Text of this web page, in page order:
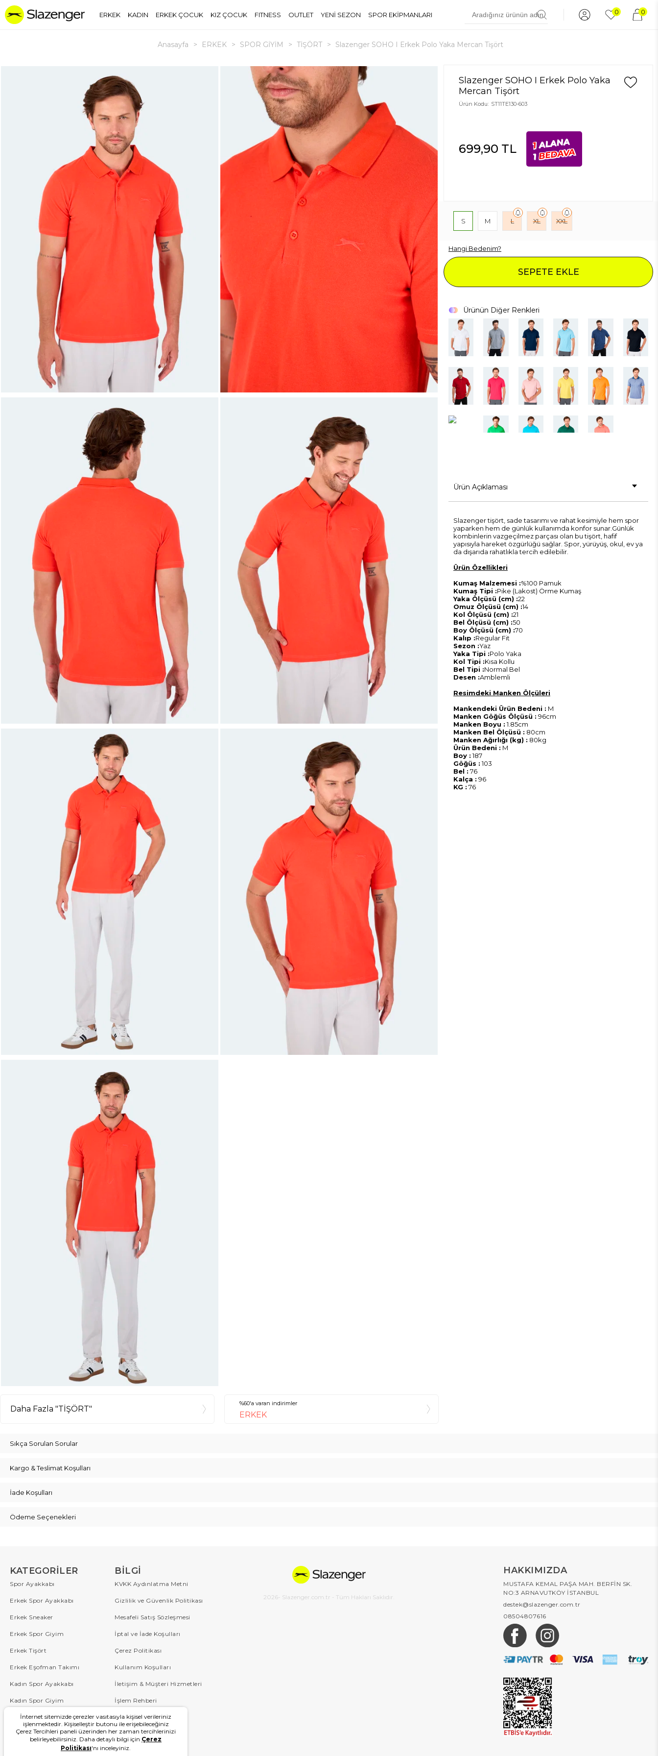
ERKEK KADIN ERKEK ÇOCUK KIZ ÇOCUK FITNESS OUTLET YENİ SEZON SPOR EKİPMANLARI 0 0
Anasayfa > ERKEK > SPOR GİYİM > TİŞÖRT > Slazenger SOHO I Erkek Polo Yaka Mercan Tişört
Daha Fazla "TİŞÖRT"
%60'a varan indirimler
ERKEK
Slazenger SOHO I Erkek Polo Yaka
Mercan Tişört
Ürün Kodu: ST11TE130-603
699,90 TL 1 ALANA
1BEDAVA
S M L XL XXL
Hangi Bedenim?
SEPETE EKLE
Ürünün Diğer Renkleri
Ürün Açıklaması
Slazenger tişört, sade tasarımı ve rahat kesimiyle hem spor
yaparken hem de günlük kullanımda konfor sunar.Günlük
kombinlerin vazgeçilmez parçası olan bu tişört, hafif
yapısıyla hareket özgürlüğü sağlar. Spor, yürüyüş, okul, ev ya
da dışarıda rahatlıkla tercih edilebilir.
Ürün Özellikleri
Kumaş Malzemesi :%100 Pamuk
Kumaş Tipi :Pike (Lakost) Örme Kumaş
Yaka Ölçüsü (cm) :22
Omuz Ölçüsü (cm) :14
Kol Ölçüsü (cm) :21
Bel Ölçüsü (cm) :50
Boy Ölçüsü (cm) :70
Kalıp :Regular Fit
Sezon :Yaz
Yaka Tipi :Polo Yaka
Kol Tipi :Kısa Kollu
Bel Tipi :Normal Bel
Desen :Amblemli
Resimdeki Manken Ölçüleri
Mankendeki Ürün Bedeni : M
Manken Göğüs Ölçüsü : 96cm
Manken Boyu :1.85cm
Manken Bel Ölçüsü : 80cm
Manken Ağırlığı (kg) : 80kg
Ürün Bedeni : M
Boy :187
Göğüs :103
Bel : 76
Kalça : 96
KG : 76
Sıkça Sorulan Sorular
Kargo & Teslimat Koşulları
İade Koşulları
Ödeme Seçenekleri
KATEGORILER
Spor Ayakkabı
Erkek Spor Ayakkabı
Erkek Sneaker
Erkek Spor Giyim
Erkek Tişört
Erkek Eşofman Takımı
Kadın Spor Ayakkabı
Kadın Spor Giyim
Çocuk
Blog
BILGI
KVKK Aydınlatma Metni
Gizlilik ve Güvenlik Politikası
Mesafeli Satış Sözleşmesi
İptal ve İade Koşulları
Çerez Politikası
Kullanım Koşulları
İletişim & Müşteri Hizmetleri
İşlem Rehberi
Sipariş Takip
Sıkça Sorulan Sorular
Kampanyalar
2026- Slazenger.com.tr - Tüm Hakları Saklıdır.
HAKKIMIZDA
MUSTAFA KEMAL PAŞA MAH. BERFİN SK.
NO:3 ARNAVUTKÖY İSTANBUL
destek@slazenger.com.tr
08504807616
İnternet sitemizde çerezler vasıtasıyla kişisel verileriniz
işlenmektedir. Kişiselleştir butonu ile erişebileceğiniz
Çerez Tercihleri paneli üzerinden her zaman tercihlerinizi
belirleyebilirsiniz. Daha detaylı bilgi için Çerez
Politikası'nı inceleyiniz.